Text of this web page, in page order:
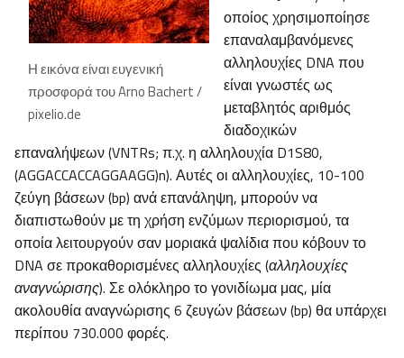
Η εικόνα είναι ευγενική
προσφορά του Arno Bachert /
pixelio.de
οποίος χρησιμοποίησε
επαναλαμβανόμενες
αλληλουχίες DNA που
είναι γνωστές ως
μεταβλητός αριθμός
διαδοχικών
επαναλήψεων (VNTRs; π.χ. η αλληλουχία D1S80,
(AGGACCACCAGGAAGG)n). Αυτές οι αλληλουχίες, 10-100
ζεύγη βάσεων (bp) ανά επανάληψη, μπορούν να
διαπιστωθούν με τη χρήση ενζύμων περιορισμού, τα
οποία λειτουργούν σαν μοριακά ψαλίδια που κόβουν το
DNA σε προκαθορισμένες αλληλουχίες (αλληλουχίες
αναγνώρισης). Σε ολόκληρο το γονιδίωμα μας, μία
ακολουθία αναγνώρισης 6 ζευγών βάσεων (bp) θα υπάρχει
περίπου 730.000 φορές.